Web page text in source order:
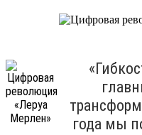
года мы